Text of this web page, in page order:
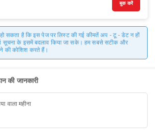
बुक करें
सकता है कि इस पेज पर लिस्ट की गई कीमतें अप - टू - डेट न हों
सूचना के इसमें बदलाव किया जा सके। हम सबसे सटीक और
की कोशिश करते हैं।
की जानकारी
वाला महीना